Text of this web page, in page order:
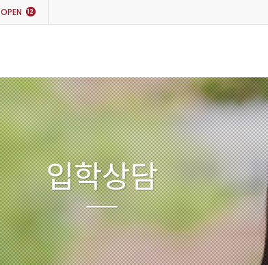
OPEN 12
입학상담